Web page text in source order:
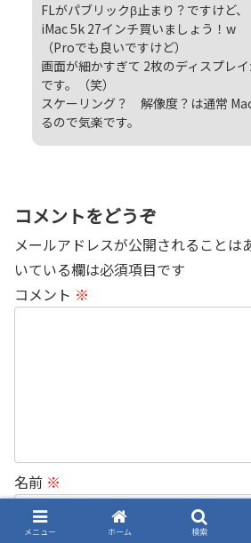
FLがパブリックβ止まり？ですけど、
iMac 5k 27インチ買いましょう！w
（Proでも良いですけど）
画面が細かすぎて 2枚のディスプレ
です。（笑）
スケーリング？ 解像度？は通常
るので気楽です。
コメントをどうぞ
メールアドレスが公開されることは
いている欄は必須項目です
コメント ※
名前 ※
メニュー ホーム 検索